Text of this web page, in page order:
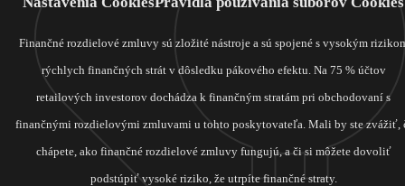
Finančné rozdielové zmluvy sú zložité nástroje a sú spojené s vysokým
rýchlych finančných strát v dôsledku pákového efektu. Na 75 % účtov
retailových investorov dochádza k finančným stratám pri obchodovaní s
finančnými rozdielovými zmluvami u tohto poskytovateľa. Mali by ste zvážiť,
chápete, ako finančné rozdielové zmluvy fungujú, a či si môžete dovoliť
podstúpiť vysoké riziko, že utrpíte finančné straty.